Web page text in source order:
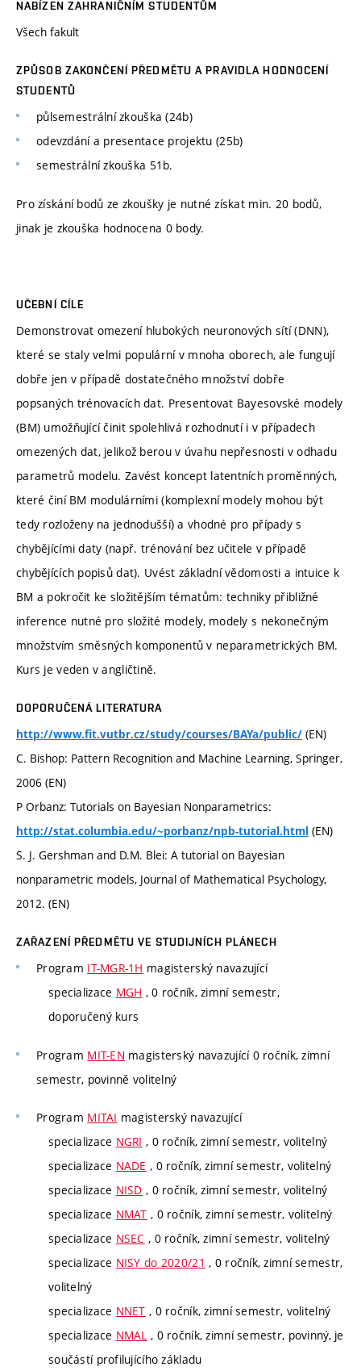
NABÍZEN ZAHRANIČNÍM STUDENTŮM
Všech fakult
ZPŮSOB ZAKONČENÍ PŘEDMĚTU A PRAVIDLA HODNOCENÍ
STUDENTŮ
půlsemestrální zkouška (24b)
odevzdání a presentace projektu (25b)
semestrální zkouška 51b.
Pro získání bodů ze zkoušky je nutné získat min. 20 bodů,
jinak je zkouška hodnocena 0 body.
UČEBNÍ CÍLE
Demonstrovat omezení hlubokých neuronových sítí (DNN),
které se staly velmi populární v mnoha oborech, ale fungují
dobře jen v případě dostatečného množství dobře
popsaných trénovacích dat. Presentovat Bayesovské modely
(BM) umožňující činit spolehlivá rozhodnutí i v případech
omezených dat, jelikož berou v úvahu nepřesnosti v odhadu
parametrů modelu. Zavést koncept latentních proměnných,
které činí BM modulárními (komplexní modely mohou být
tedy rozloženy na jednodušší) a vhodné pro případy s
chybějícími daty (např. trénování bez učitele v případě
chybějících popisů dat). Uvést základní vědomosti a intuice k
BM a pokročit ke složitějším tématům: techniky přibližné
inference nutné pro složité modely, modely s nekonečným
množstvím směsných komponentů v neparametrických BM.
Kurs je veden v angličtině.
DOPORUČENÁ LITERATURA
http://www.fit.vutbr.cz/study/courses/BAYa/public/ (EN)
C. Bishop: Pattern Recognition and Machine Learning, Springer,
2006 (EN)
P Orbanz: Tutorials on Bayesian Nonparametrics:
http://stat.columbia.edu/~porbanz/npb-tutorial.html (EN)
S. J. Gershman and D.M. Blei: A tutorial on Bayesian
nonparametric models, Journal of Mathematical Psychology,
2012. (EN)
ZAŘAZENÍ PŘEDMĚTU VE STUDIJNÍCH PLÁNECH
Program IT-MGR-1H magisterský navazující
specializace MGH , 0 ročník, zimní semestr,
doporučený kurs
Program MIT-EN magisterský navazující 0 ročník, zimní
semestr, povinně volitelný
Program MITAI magisterský navazující
specializace NGRI , 0 ročník, zimní semestr, volitelný
specializace NADE , 0 ročník, zimní semestr, volitelný
specializace NISD , 0 ročník, zimní semestr, volitelný
specializace NMAT , 0 ročník, zimní semestr, volitelný
specializace NSEC , 0 ročník, zimní semestr, volitelný
specializace NISY do 2020/21 , 0 ročník, zimní semestr,
volitelný
specializace NNET , 0 ročník, zimní semestr, volitelný
specializace NMAL , 0 ročník, zimní semestr, povinný, je
součástí profilujícího základu